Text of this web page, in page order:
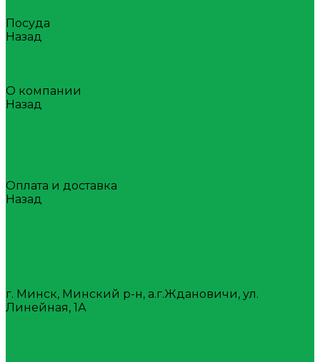
Посуда
Назад
О компании
Назад
Оплата и доставка
Назад
г. Минск, Минский р-н, а.г.Ждановичи, ул.
Линейная, 1А